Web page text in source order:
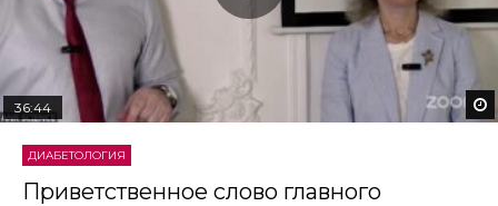
36:44
ДИАБЕТОЛОГИЯ
Приветственное слово главного